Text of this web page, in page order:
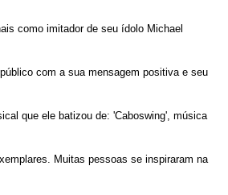
como imitador de seu ídolo Michael
com a sua mensagem positiva e seu
que ele batizou de: 'Caboswing', música
Muitas pessoas se inspiraram na